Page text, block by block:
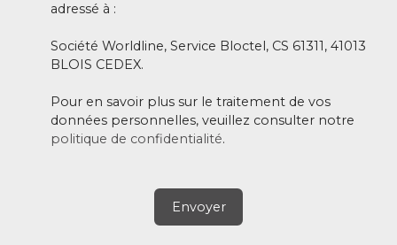
adressé à :
Société Worldline, Service Bloctel, CS 61311, 41013
BLOIS CEDEX.
Pour en savoir plus sur le traitement de vos
données personnelles, veuillez consulter notre
politique de confidentialité.
Envoyer